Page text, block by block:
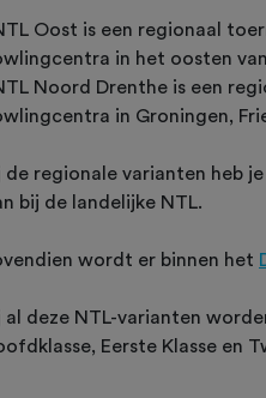
Oost is een regionaal
in het oosten
Noord Drenthe is een
in Groningen,
de regionale varianten heb
bij de landelijke NTL.
wordt er binnen het
al deze NTL-varianten
Eerste Klasse en